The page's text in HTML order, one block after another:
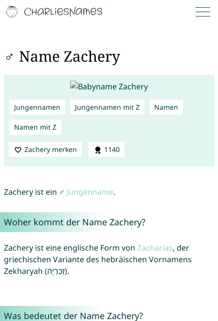
♂ Name Zachery
Jungennamen Jungennamen mit Z Namen
Namen mit Z
Zachery merken 1140
Zachery ist ein ♂ Jungenname.
Woher kommt der Name Zachery?
Zachery ist eine englische Form von Zacharias, der
griechischen Variante des hebräischen Vornamens
Zekharyah (זְכַרְיָה).
Was bedeutet der Name Zachery?